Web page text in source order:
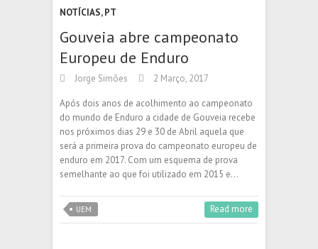
NOTÍCIAS,PT
Gouveia abre campeonato
Europeu de Enduro
Jorge Simões 2 Março, 2017
Após dois anos de acolhimento ao campeonato
do mundo de Enduro a cidade de Gouveia recebe
nos próximos dias 29 e 30 de Abril aquela que
será a primeira prova do campeonato europeu de
enduro em 2017. Com um esquema de prova
semelhante ao que foi utilizado em 2015 e…
UEM Read more